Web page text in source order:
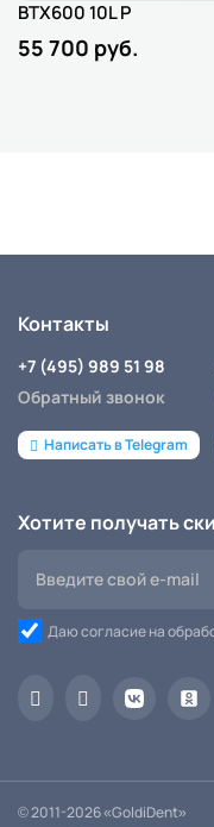
BTX600 10L P
55 700 руб.
Контакты
+7 (495) 989 51 98
Обратный звонок
Написать в Telegram
Хотите получать
Даю согласие на
© 2011-2026 «GoldiDent»